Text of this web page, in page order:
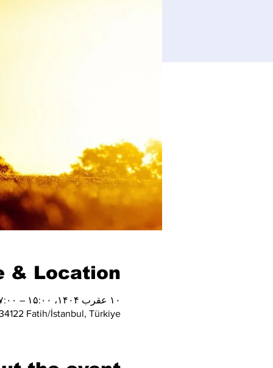
& Location
۱۰ عقرب ۱۴۰۴، ۱۵:۰۰ – ۱۷:۰۰
Fatih/İstanbul, Türkiye